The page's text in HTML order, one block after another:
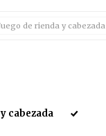
de rienda y cabezada
cabezada